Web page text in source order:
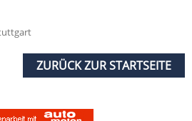
ZURÜCK ZUR STARTSEITE